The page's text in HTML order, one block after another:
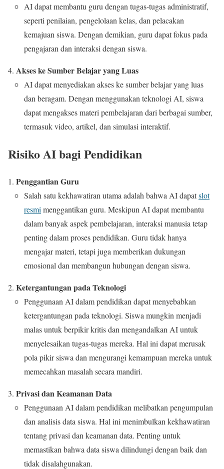
AI dapat membantu guru dengan tugas-tugas administratif,
seperti penilaian, pengelolaan kelas, dan pelacakan
kemajuan siswa. Dengan demikian, guru dapat fokus pada
pengajaran dan interaksi dengan siswa.
Akses ke Sumber Belajar yang Luas
AI dapat menyediakan akses ke sumber belajar yang luas
dan beragam. Dengan menggunakan teknologi AI, siswa
dapat mengakses materi pembelajaran dari berbagai sumber,
termasuk video, artikel, dan simulasi interaktif.
Risiko AI bagi Pendidikan
Penggantian Guru
Salah satu kekhawatiran utama adalah bahwa AI dapatslot
resmi menggantikan guru. Meskipun AI dapat membantu
dalam banyak aspek pembelajaran, interaksi manusia tetap
penting dalam proses pendidikan. Guru tidak hanya
mengajar materi, tetapi juga memberikan dukungan
emosional dan membangun hubungan dengan siswa.
Ketergantungan pada Teknologi
Penggunaan AI dalam pendidikan dapat menyebabkan
ketergantungan pada teknologi. Siswa mungkin menjadi
malas untuk berpikir kritis dan mengandalkan AI untuk
menyelesaikan tugas-tugas mereka. Hal ini dapat merusak
pola pikir siswa dan mengurangi kemampuan mereka untuk
memecahkan masalah secara mandiri.
Privasi dan Keamanan Data
Penggunaan AI dalam pendidikan melibatkan pengumpulan
dan analisis data siswa. Hal ini menimbulkan kekhawatiran
tentang privasi dan keamanan data. Penting untuk
memastikan bahwa data siswa dilindungi dengan baik dan
tidak disalahgunakan.